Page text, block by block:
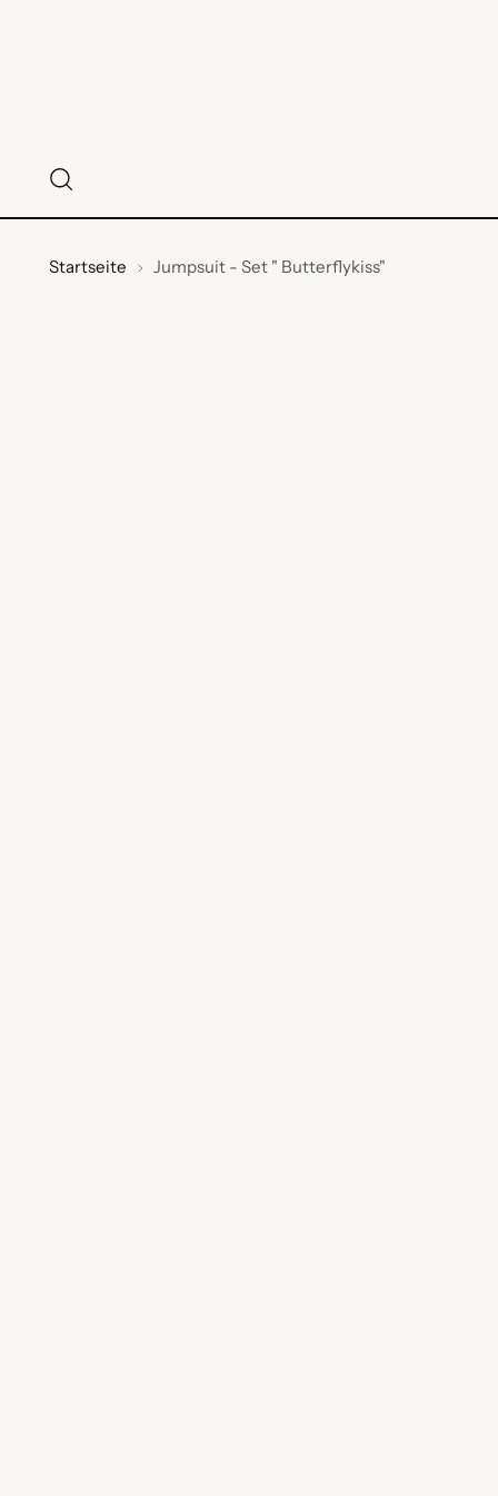
Startseite Jumpsuit - Set " Butterflykiss"